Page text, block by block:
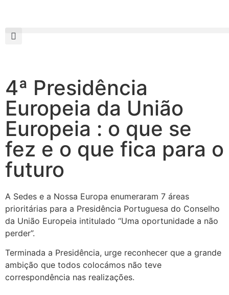
4ª Presidência
Europeia da União
Europeia : o que se
fez e o que fica para o
futuro
A Sedes e a Nossa Europa enumeraram 7 áreas
prioritárias para a Presidência Portuguesa do Conselho
da União Europeia intitulado “Uma oportunidade a não
perder”.
Terminada a Presidência, urge reconhecer que a grande
ambição que todos colocámos não teve
correspondência nas realizações.